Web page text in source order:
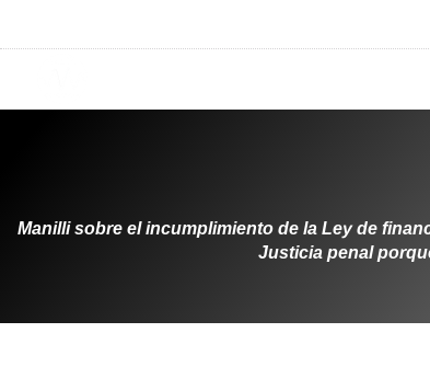
Manilli sobre el incumplimiento de la Ley de
Justicia penal